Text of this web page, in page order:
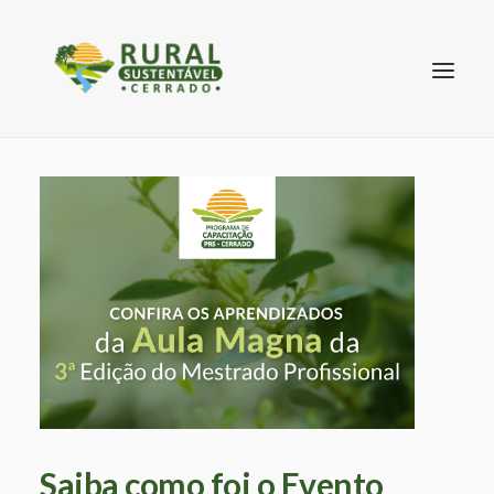
SEARCH
Saiba como foi o Evento